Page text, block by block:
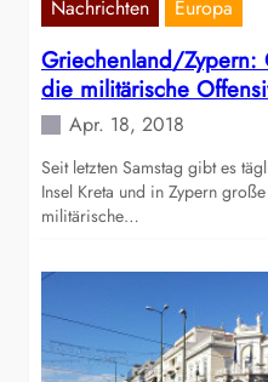
Nachrichten Europa
Griechenland/Zypern:
die militärische
Apr. 18, 2018
Seit letzten Samstag gibt es
Insel Kreta und in Zypern
militärische…